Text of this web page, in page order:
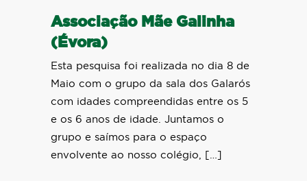
Associação Mãe Galinha
(Évora)
Esta pesquisa foi realizada no dia 8 de
Maio com o grupo da sala dos Galarós
com idades compreendidas entre os 5
e os 6 anos de idade. Juntamos o
grupo e saímos para o espaço
envolvente ao nosso colégio, […]